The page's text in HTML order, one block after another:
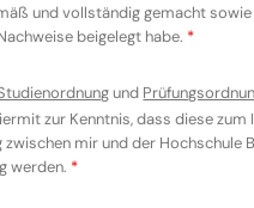
und vollständig gemacht sowie
beigelegt habe. *
und
zur Kenntnis, dass diese zum
zwischen mir und der Hochschule
werden. *